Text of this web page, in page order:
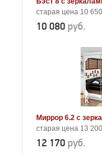
старая цена 10
10 080 руб.
Миррор 6.2 с
старая цена 13
12 170 руб.